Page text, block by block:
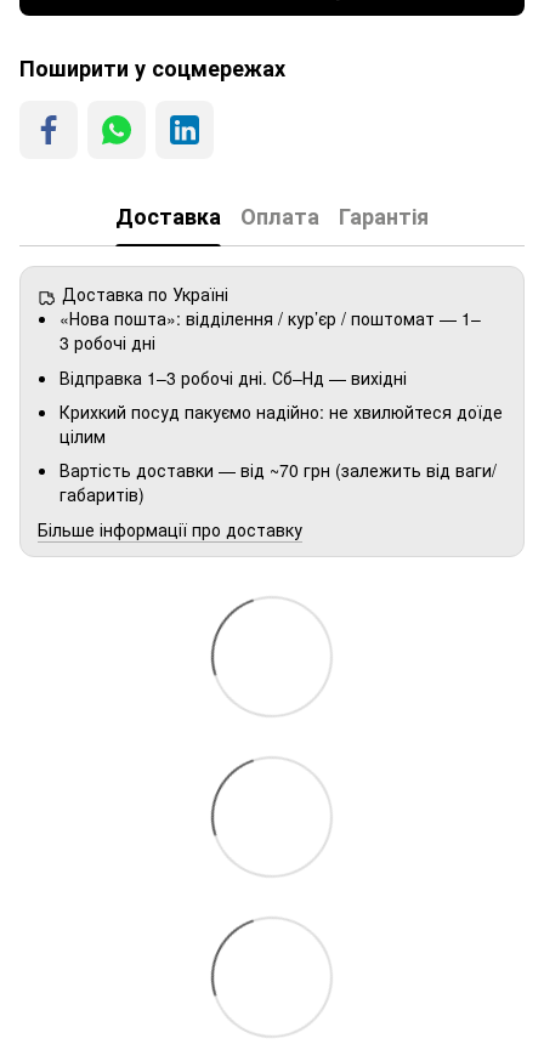
Поширити у соцмережах
Доставка Оплата Гарантія
Доставка по Україні
«Нова пошта»: відділення / кур’єр / поштомат — 1–
3 робочі дні
Відправка 1–3 робочі дні. Сб–Нд — вихідні
Крихкий посуд пакуємо надійно: не хвилюйтеся доїде
цілим
Вартість доставки — від ~70 грн (залежить від ваги/
габаритів)
Більше інформації про доставку